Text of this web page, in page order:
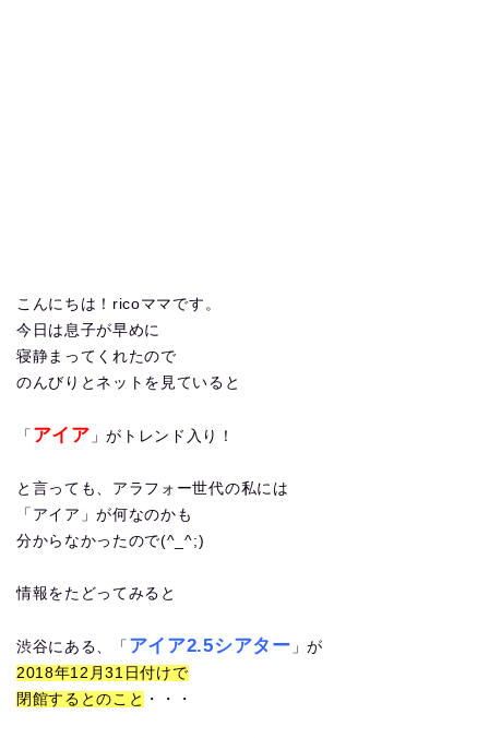
こんにちは！ricoママです。
今日は息子が早めに
寝静まってくれたので
のんびりとネットを見ていると
「 アイア 」がトレンド入り！
と言っても、アラフォー世代の私には
「アイア」が何なのかも
分からなかったので(^_^;)
情報をたどってみると
渋谷にある、「 アイア2.5シアター 」が
2018年12月31日付けで
閉館するとのこと ・・・